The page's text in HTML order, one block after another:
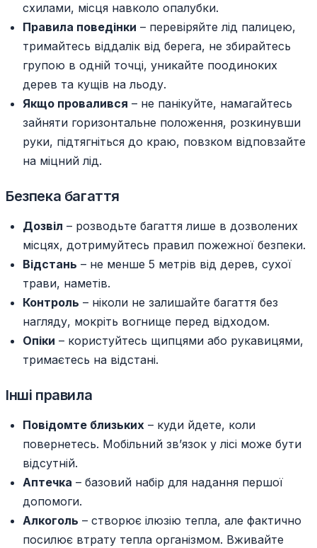
схилами, місця навколо опалубки.
Правила поведінки – перевіряйте лід палицею,
тримайтесь віддалік від берега, не збирайтесь
групою в одній точці, уникайте поодиноких
дерев та кущів на льоду.
Якщо провалився – не панікуйте, намагайтесь
зайняти горизонтальне положення, розкинувши
руки, підтягніться до краю, повзком відповзайте
на міцний лід.
Безпека багаття
Дозвіл – розводьте багаття лише в дозволених
місцях, дотримуйтесь правил пожежної безпеки.
Відстань – не менше 5 метрів від дерев, сухої
трави, наметів.
Контроль – ніколи не залишайте багаття без
нагляду, мокріть вогнище перед відходом.
Опіки – користуйтесь щипцями або рукавицями,
тримаєтесь на відстані.
Інші правила
Повідомте близьких – куди йдете, коли
повернетесь. Мобільний зв’язок у лісі може бути
відсутній.
Аптечка – базовий набір для надання першої
допомоги.
Алкоголь – створює ілюзію тепла, але фактично
посилює втрату тепла організмом. Вживайте